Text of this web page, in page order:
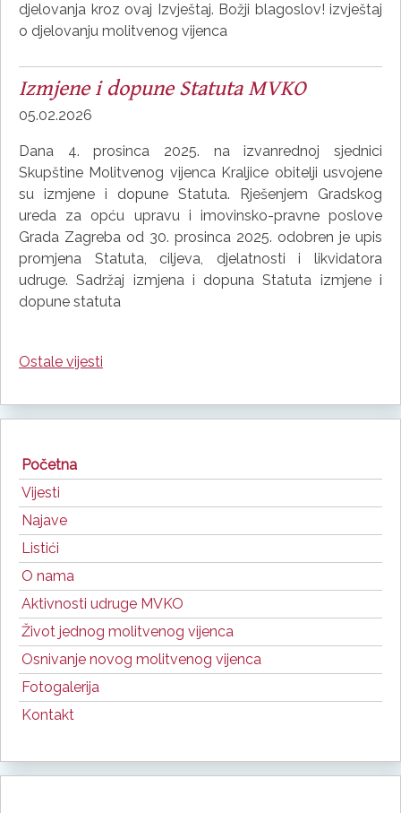
djelovanja kroz ovaj Izvještaj. Božji blagoslov! izvještaj
o djelovanju molitvenog vijenca
Izmjene i dopune Statuta MVKO
05.02.2026
Dana 4. prosinca 2025. na izvanrednoj sjednici
Skupštine Molitvenog vijenca Kraljice obitelji usvojene
su izmjene i dopune Statuta. Rješenjem Gradskog
ureda za opću upravu i imovinsko-pravne poslove
Grada Zagreba od 30. prosinca 2025. odobren je upis
promjena Statuta, ciljeva, djelatnosti i likvidatora
udruge. Sadržaj izmjena i dopuna Statuta izmjene i
dopune statuta
Ostale vijesti
Početna
Vijesti
Najave
Listići
O nama
Aktivnosti udruge MVKO
Život jednog molitvenog vijenca
Osnivanje novog molitvenog vijenca
Fotogalerija
Kontakt